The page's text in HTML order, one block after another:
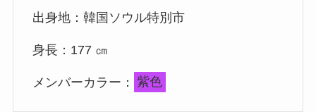
出身地：韓国ソウル特別市
身長：177 ㎝
メンバーカラー： 紫色